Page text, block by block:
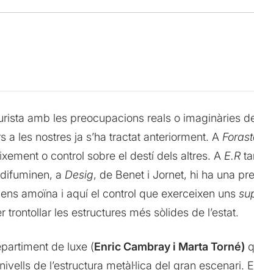
amb les preocupacions reals o imaginàries
a les nostres ja s’ha tractat anteriorment. A
o control sobre el destí dels altres. A E.R
a Desig, de Benet i Jornet, hi ha una
amoïna i aquí el control que exerceixen uns
trontollar les estructures més sòlides de l’estat.
de luxe (Enric Cambray i Marta Torné)
de l’estructura metàl·lica del gran escenari.